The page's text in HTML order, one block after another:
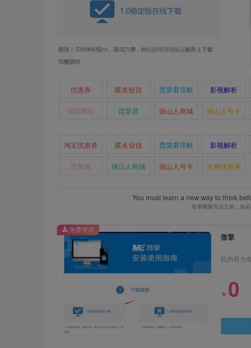
优惠券 匿名短信 昆荣君导航 影视解析
同款网站 昆荣君 保山人商城 保山人号卡
淘宝优惠券 匿名短信 昆荣君导航 影视解析
昆荣君 保山人商城 保山人号卡 全网优惠券
You must learn a new way to think
在掌握新方法之前，你
微擎
此内容为
￥ 0
免费资源